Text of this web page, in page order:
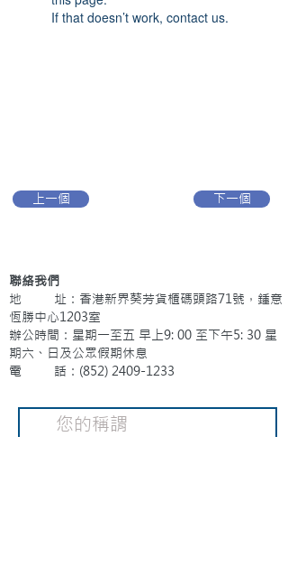
If that doesn’t work, contact us.
上一個 下一個
聯絡我們
地 址：香港新界葵芳貨櫃碼頭路71號，鍾意
恆勝中心1203室
辦公時間：星期一至五 早上9: 00 至下午5: 30 星
期六、日及公眾假期休息
電 話：(852) 2409-1233